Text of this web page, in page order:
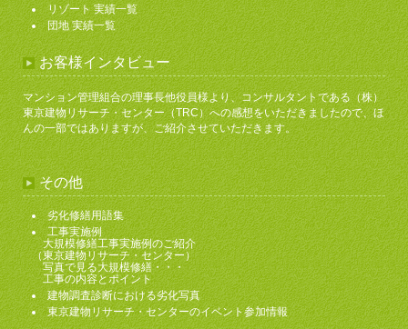
リゾート 実績一覧
団地 実績一覧
お客様インタビュー
マンション管理組合の理事長他役員様より、コンサルタントである（株）
東京建物リサーチ・センター（TRC）への感想をいただきましたので、ほ
んの一部ではありますが、ご紹介させていただきます。
その他
劣化修繕用語集
工事実施例
大規模修繕工事実施例のご紹介
（東京建物リサーチ・センター）
写真で見る大規模修繕・・・
工事の内容とポイント
建物調査診断における劣化写真
東京建物リサーチ・センターのイベント参加情報